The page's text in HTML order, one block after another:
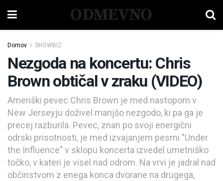
ODMEVNO
Domov SHOWBIZ
Nezgoda na koncertu: Chris
Brown obtičal v zraku (VIDEO)
Ameriški pevec Chris Brown je med nastopom v
New Jerseyju doživel manjšo nezgodo, ki pa ga je
precej razburila. Pevec, znan po svoji energični
odrski prisotnosti, je med izvajanjem pesmi "Under
the Influence" v sklopu koncerta izvedel umetniško
točko, v kateri je visel nad odrom. Na vrvi je jadral nad
občinstvom z enega konca dvorane na drugega,